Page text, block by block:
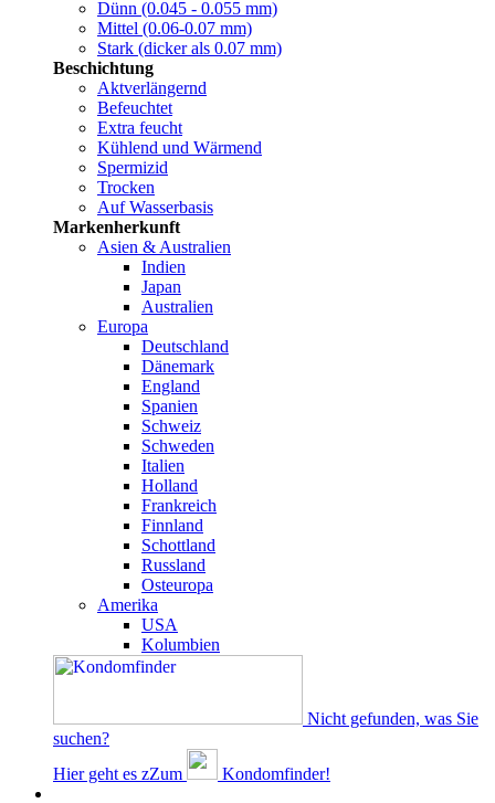
Dünn (0.045 - 0.055 mm)
Mittel (0.06-0.07 mm)
Stark (dicker als 0.07 mm)
Beschichtung
Aktverlängernd
Befeuchtet
Extra feucht
Kühlend und Wärmend
Spermizid
Trocken
Auf Wasserbasis
Markenherkunft
Asien & Australien
Indien
Japan
Australien
Europa
Deutschland
Dänemark
England
Spanien
Schweiz
Schweden
Italien
Holland
Frankreich
Finnland
Schottland
Russland
Osteuropa
Amerika
USA
Kolumbien
Nicht gefunden, was Sie
suchen?
Hier geht es zZum
Kondomfinder!